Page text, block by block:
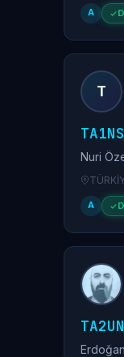
A
T
Nuri
A
TA2UN